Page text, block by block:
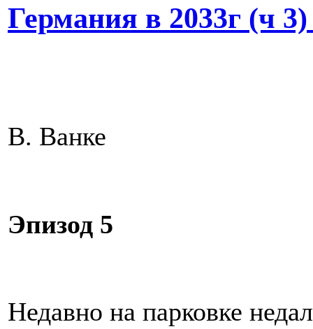
Германия в 2033г (ч 3)
В. Ванке
Эпизод 5
Недавно на парковке